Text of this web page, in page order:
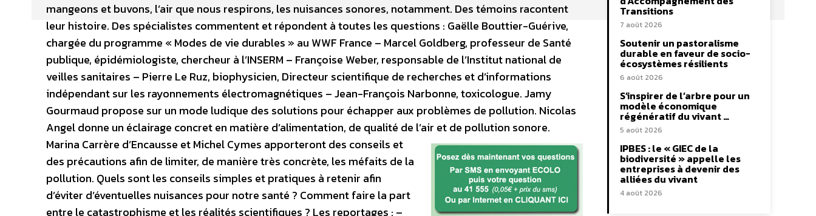
mangeons et buvons, l’air que nous respirons, les nuisances sonores, notamment. Des témoins racontent
leur histoire. Des spécialistes commentent et répondent à toutes les questions : Gaëlle Bouttier-Guérive,
chargée du programme « Modes de vie durables » au WWF France – Marcel Goldberg, professeur de Santé
publique, épidémiologiste, chercheur à l’INSERM – Françoise Weber, responsable de l’Institut national de
veilles sanitaires – Pierre Le Ruz, biophysicien, Directeur scientifique de recherches et d’informations
indépendant sur les rayonnements électromagnétiques – Jean-François Narbonne, toxicologue. Jamy
Gourmaud propose sur un mode ludique des solutions pour échapper aux problèmes de pollution. Nicolas
Angel donne un éclairage concret en matière d’alimentation, de qualité de l’air et de pollution sonore.
Marina Carrère d’Encausse et Michel Cymes apporteront des conseils et
des précautions afin de limiter, de manière très concrète, les méfaits de la
pollution. Quels sont les conseils simples et pratiques à retenir afin
d’éviter d’éventuelles nuisances pour notre santé ? Comment faire la part
entre le catastrophisme et les réalités scientifiques ? Les reportages : –
Transitions
7 août 2026
Soutenir un pastoralisme
durable en faveur de socio-
écosystèmes résilients
6 août 2026
S’inspirer de l’arbre pour un
modèle économique
régénératif du vivant …
5 août 2026
IPBES : le « GIEC de la
biodiversité » appelle les
entreprises à devenir des
alliées du vivant
4 août 2026